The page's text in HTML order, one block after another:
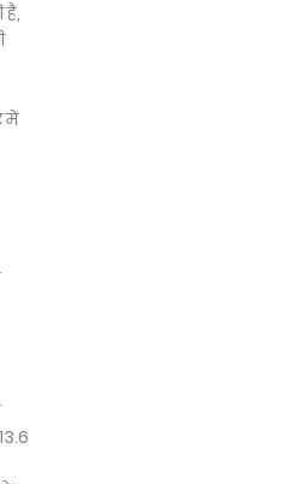
है,
में